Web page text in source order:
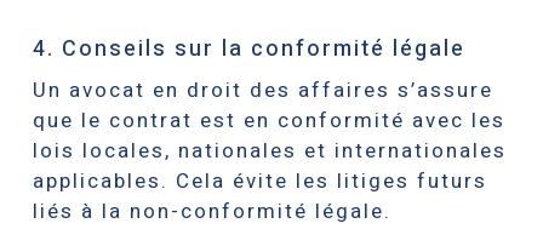
4. Conseils sur la conformité légale
Un avocat en droit des affaires s’assure
que le contrat est en conformité avec les
lois locales, nationales et internationales
applicables. Cela évite les litiges futurs
liés à la non-conformité légale.